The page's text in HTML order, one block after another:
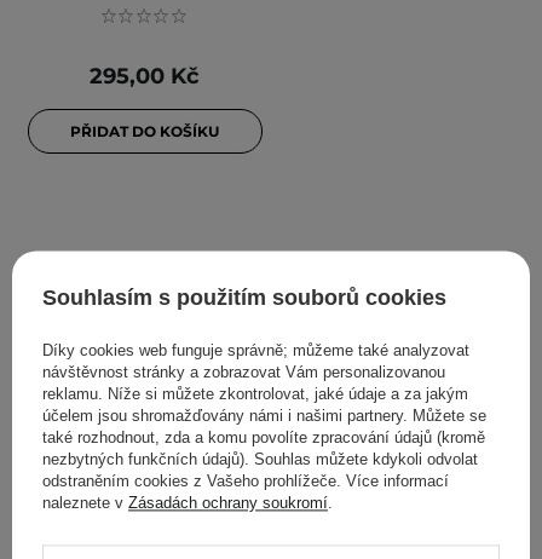
295,00 Kč
PŘIDAT DO KOŠÍKU
Doporučeno pro Vás
Souhlasím s použitím souborů cookies
Díky cookies web funguje správně; můžeme také analyzovat
návštěvnost stránky a zobrazovat Vám personalizovanou
reklamu. Níže si můžete zkontrolovat, jaké údaje a za jakým
účelem jsou shromažďovány námi i našimi partnery. Můžete se
také rozhodnout, zda a komu povolíte zpracování údajů (kromě
nezbytných funkčních údajů). Souhlas můžete kdykoli odvolat
odstraněním cookies z Vašeho prohlížeče. Více informací
naleznete v Zásadách ochrany soukromí